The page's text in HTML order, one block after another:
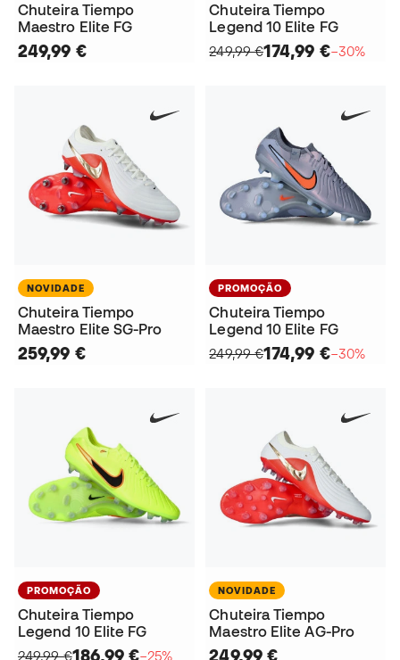
Chuteira Tiempo
Maestro Elite FG
249,99 €
Chuteira Tiempo
Legend 10 Elite FG
249,99 €174,99 €−30%
NOVIDADE
Chuteira Tiempo
Maestro Elite SG-Pro
259,99 €
PROMOÇÃO
Chuteira Tiempo
Legend 10 Elite FG
249,99 €174,99 €−30%
PROMOÇÃO
Chuteira Tiempo
Legend 10 Elite FG
249,99 €186,99 €−25%
NOVIDADE
Chuteira Tiempo
Maestro Elite AG-Pro
249,99 €